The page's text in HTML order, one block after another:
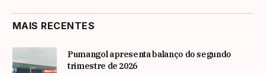
MAIS RECENTES
Pumangol apresenta balanço do segundo
trimestre de 2026